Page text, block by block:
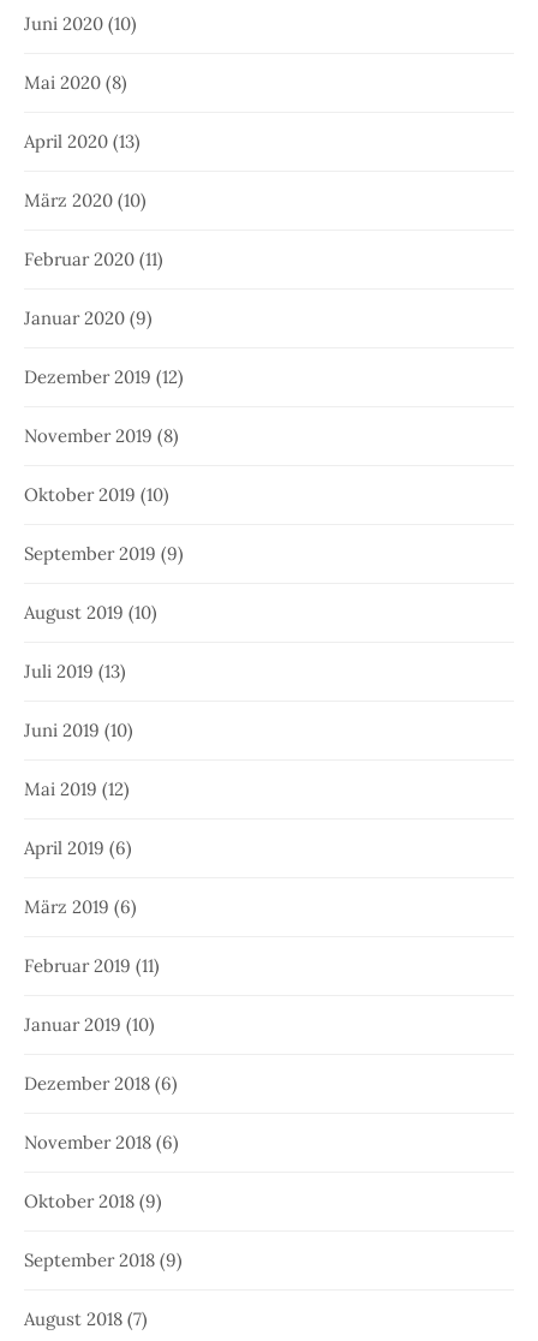
Juni 2020 (10)
Mai 2020 (8)
April 2020 (13)
März 2020 (10)
Februar 2020 (11)
Januar 2020 (9)
Dezember 2019 (12)
November 2019 (8)
Oktober 2019 (10)
September 2019 (9)
August 2019 (10)
Juli 2019 (13)
Juni 2019 (10)
Mai 2019 (12)
April 2019 (6)
März 2019 (6)
Februar 2019 (11)
Januar 2019 (10)
Dezember 2018 (6)
November 2018 (6)
Oktober 2018 (9)
September 2018 (9)
August 2018 (7)